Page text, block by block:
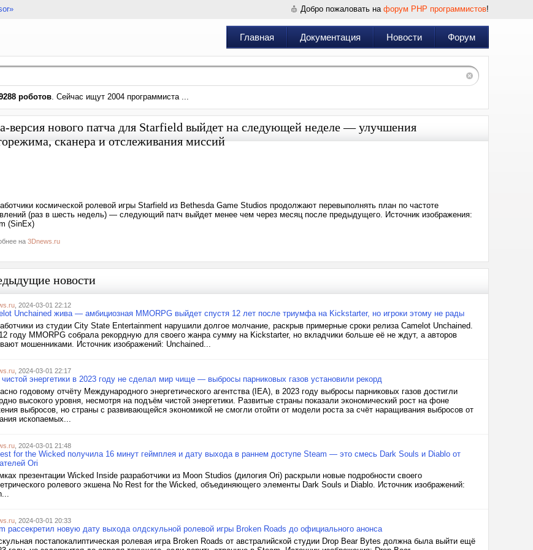
Добро пожаловать на форум PHP программистов!
Главная Документация Новости Форум
роботов. Сейчас ищут 2004 программиста ...
версия нового патча для Starfield выйдет на следующей неделе — улучшения
сканера и отслеживания миссий
космической ролевой игры Starfield из Bethesda Game Studios продолжают перевыполнять план по частоте
(раз в шесть недель) — следующий патч выйдет менее чем через месяц после предыдущего. Источник изображения:
(SinEx)
на 3Dnews.ru
новости
, 2024-03-01 22:12
Unchained жива — амбициозная MMORPG выйдет спустя 12 лет после триумфа на Kickstarter, но игроки этому не рады
из студии City State Entertainment нарушили долгое молчание, раскрыв примерные сроки релиза Camelot Unchained.
году MMORPG собрала рекордную для своего жанра сумму на Kickstarter, но вкладчики больше её не ждут, а авторов
мошенниками. Источник изображений: Unchained...
, 2024-03-01 22:17
чистой энергетики в 2023 году не сделал мир чище — выбросы парниковых газов установили рекорд
годовому отчёту Международного энергетического агентства (IEA), в 2023 году выбросы парниковых газов достигли
высокого уровня, несмотря на подъём чистой энергетики. Развитые страны показали экономический рост на фоне
выбросов, но страны с развивающейся экономикой не смогли отойти от модели роста за счёт наращивания выбросов от
ископаемых...
, 2024-03-01 21:48
for the Wicked получила 16 минут геймплея и дату выхода в раннем доступе Steam — это смесь Dark Souls и Diablo от
Ori
презентации Wicked Inside разработчики из Moon Studios (дилогия Ori) раскрыли новые подробности своего
ролевого экшена No Rest for the Wicked, объединяющего элементы Dark Souls и Diablo. Источник изображений:
, 2024-03-01 20:33
рассекретил новую дату выхода олдскульной ролевой игры Broken Roads до официального анонса
постапокалиптическая ролевая игра Broken Roads от австралийской студии Drop Bear Bytes должна была выйти ещё